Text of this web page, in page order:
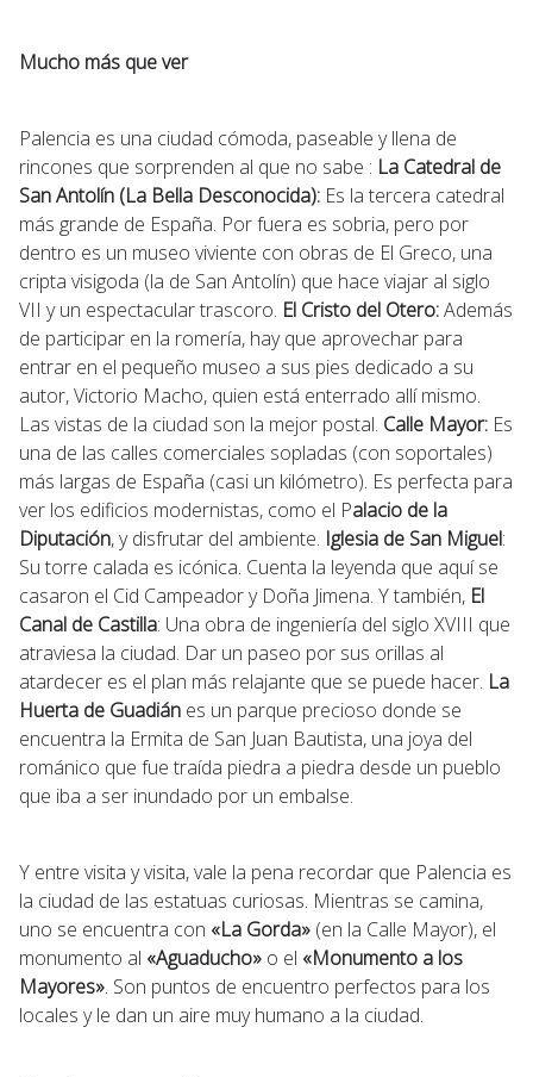
Mucho más que ver
Palencia es una ciudad cómoda, paseable y llena de
rincones que sorprenden al que no sabe : La Catedral de
San Antolín (La Bella Desconocida): Es la tercera catedral
más grande de España. Por fuera es sobria, pero por
dentro es un museo viviente con obras de El Greco, una
cripta visigoda (la de San Antolín) que hace viajar al siglo
VII y un espectacular trascoro. El Cristo del Otero:Además
de participar en la romería, hay que aprovechar para
entrar en el pequeño museo a sus pies dedicado a su
autor, Victorio Macho, quien está enterrado allí mismo.
Las vistas de la ciudad son la mejor postal. Calle Mayor: Es
una de las calles comerciales sopladas (con soportales)
más largas de España (casi un kilómetro). Es perfecta para
ver los edificios modernistas, como el Palacio de la
Diputación, y disfrutar del ambiente. Iglesia de San Miguel:
Su torre calada es icónica. Cuenta la leyenda que aquí se
casaron el Cid Campeador y Doña Jimena. Y también, El
Canal de Castilla: Una obra de ingeniería del siglo XVIII que
atraviesa la ciudad. Dar un paseo por sus orillas al
atardecer es el plan más relajante que se puede hacer. La
Huerta de Guadián es un parque precioso donde se
encuentra la Ermita de San Juan Bautista, una joya del
románico que fue traída piedra a piedra desde un pueblo
que iba a ser inundado por un embalse.
Y entre visita y visita, vale la pena recordar que Palencia es
la ciudad de las estatuas curiosas. Mientras se camina,
uno se encuentra con «La Gorda» (en la Calle Mayor), el
monumento al «Aguaducho» o el «Monumento a los
Mayores». Son puntos de encuentro perfectos para los
locales y le dan un aire muy humano a la ciudad.